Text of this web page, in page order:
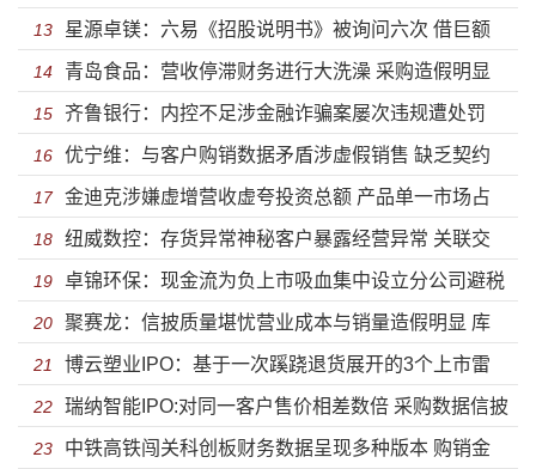
“可恢复”对赌协议
13 星源卓镁：六易《招股说明书》被询问六次 借巨额
外汇未还涉跨境洗钱或涉扰乱外汇市场
14 青岛食品：营收停滞财务进行大洗澡 采购造假明显
刚申报就被监管信披或失实
15 齐鲁银行：内控不足涉金融诈骗案屡次违规遭处罚
盈利能力缩水踩雷债劵违约
16 优宁维：与客户购销数据矛盾涉虚假销售 缺乏契约
精神携可恢复对赌协议闯关
17 金迪克涉嫌虚增营收虚夸投资总额 产品单一市场占
有率下滑债务压顶却急于分红
18 纽威数控：存货异常神秘客户暴露经营异常 关联交
易疑虚假披露虚增巨额营收为上市
19 卓锦环保：现金流为负上市吸血集中设立分公司避税
盈利能力下滑核心竞争力差强人意
20 聚赛龙：信披质量堪忧营业成本与销量造假明显 库
存虚构涉同业竞争研发远低于同行
21 博云塑业IPO：基于一次蹊跷退货展开的3个上市雷
区
22 瑞纳智能IPO:对同一客户售价相差数倍 采购数据信披
造假明显销量前后矛盾
23 中铁高铁闯关科创板财务数据呈现多种版本 购销金